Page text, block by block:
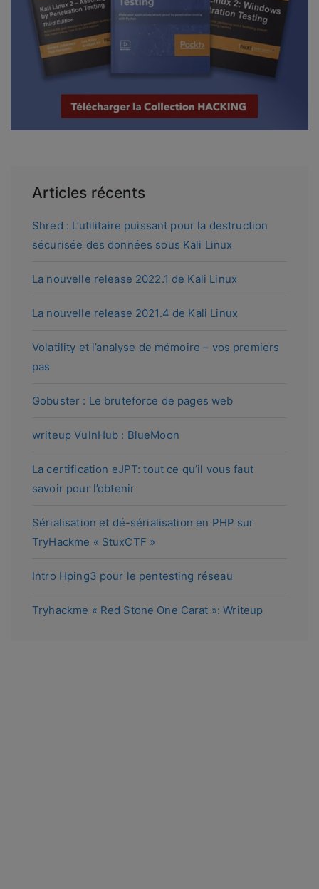
Articles récents
Shred : L’utilitaire puissant pour la destruction
sécurisée des données sous Kali Linux
La nouvelle release 2022.1 de Kali Linux
La nouvelle release 2021.4 de Kali Linux
Volatility et l’analyse de mémoire – vos premiers
pas
Gobuster : Le bruteforce de pages web
writeup VulnHub : BlueMoon
La certification eJPT: tout ce qu’il vous faut
savoir pour l’obtenir
Sérialisation et dé-sérialisation en PHP sur
TryHackme « StuxCTF »
Intro Hping3 pour le pentesting réseau
Tryhackme « Red Stone One Carat »: Writeup